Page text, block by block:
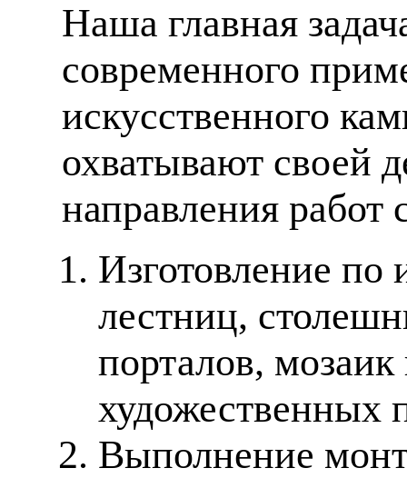
Наша главная
современного
искусственного
охватывают своей
направления работ
Изготовление по
лестниц,
порталов,
художественных
Выполнение